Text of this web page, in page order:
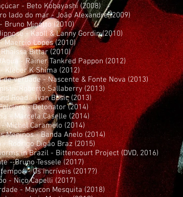
- Beto Kobayashi (2008)
lado do mar - João Alexandre (2009)
Bruno Migotto (2010)
- Kaoll & Lanny Gordin (2010)
Maercio Lopes (2010)
Bittar (2010)
- Rainer Tankred Pappon (2012)
Kleber K Shima (2012)
de verdade - Nascente & Fonte Nova (2013)
- Roberto Sallaberry (2013)
Road - Ivan Busic (2013)
- Detonator (2014)
- Marcela Caselle (2014)
- Michel Caramelo (2014)
Meninos - Banda Anelo (2014)
- Rodrigo Digão Braz (2015)
in Brazil - Bittencourt Project (DVD, 2016)
- Bruno Tessele (2017)
- Os incríveis (2017?)
- Nico Capelli (2017)
- Maycon Mesquita (2018)